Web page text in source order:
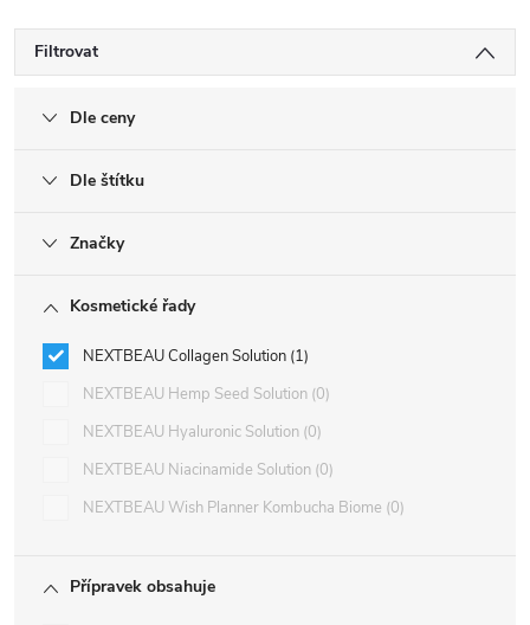
Filtrovat
Dle ceny
Dle štítku
Značky
Kosmetické řady
NEXTBEAU Collagen Solution 1
NEXTBEAU Hemp Seed Solution 0
NEXTBEAU Hyaluronic Solution 0
NEXTBEAU Niacinamide Solution 0
NEXTBEAU Wish Planner Kombucha Biome 0
Přípravek obsahuje